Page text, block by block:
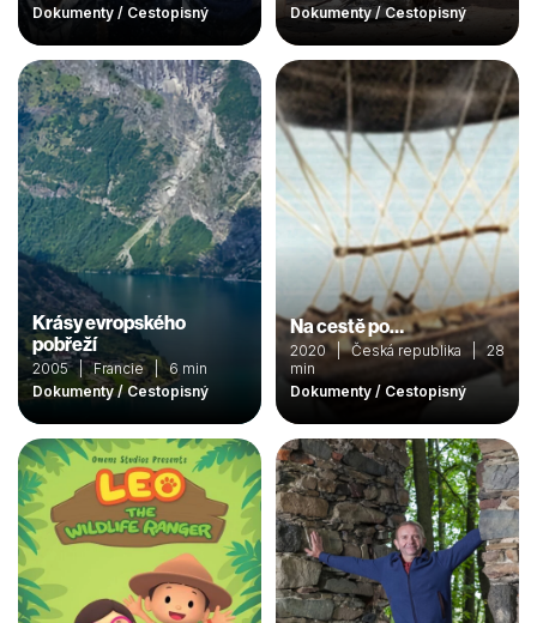
Dokumenty / Cestopisný
Dokumenty / Cestopisný
Krásy evropského
pobřeží
2005 | Francie | 6 min
Dokumenty / Cestopisný
Na cestě po…
2020 | Česká republika | 28
min
Dokumenty / Cestopisný